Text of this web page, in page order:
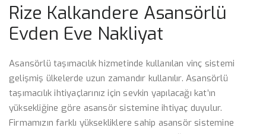
Rize Kalkandere Asansörlü
Evden Eve Nakliyat
Asansörlü taşımacılık hizmetinde kullanılan vinç sistemi
gelişmiş ülkelerde uzun zamandır kullanılır. Asansörlü
taşımacılık ihtiyaçlarınız için sevkin yapılacağı kat’ın
yüksekliğine göre asansör sistemine ihtiyaç duyulur.
Firmamızın farklı yüksekliklere sahip asansör sistemine